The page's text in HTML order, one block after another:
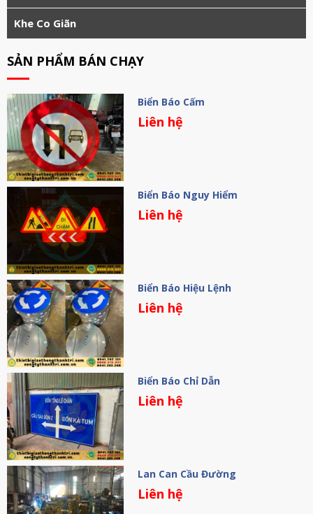
Khe Co Giãn
SẢN PHẨM BÁN CHẠY
Biển Báo Cấm
Liên hệ
Biển Báo Nguy Hiểm
Liên hệ
Biển Báo Hiệu Lệnh
Liên hệ
Biển Báo Chỉ Dẫn
Liên hệ
Lan Can Cầu Đường
Liên hệ